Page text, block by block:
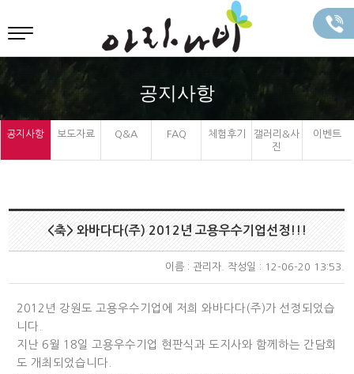
공지사항
공지사항 보도자료 Q&A FAQ 체험후기
갤러리&사
진
이벤트
<축> 와바다다(주) 2012년 고용우수기업선정!!!
이름 : 관리자 . 작성일 : 12-06-20 13:53.
2012년 강원도 고용우수기업에 저희 와바다다(주)가 선정되었습
니다.
지난 6월 18일 고용우수기업 현판식과 도지사와 함께하는 간담회
도 개최되었습니다.